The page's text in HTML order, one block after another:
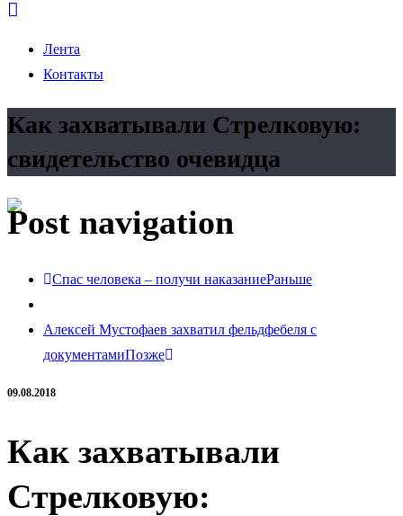
Лента
Контакты
Как захватывали Стрелковую:
свидетельство очевидца
Post navigation
Спас человека – получи наказаниеРаньше
Алексей Мустофаев захватил фельдфебеля с
документамиПозже
09.08.2018
Как захватывали
Стрелковую: